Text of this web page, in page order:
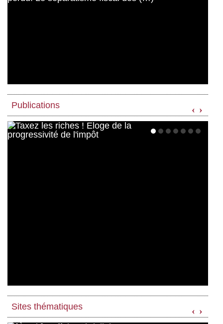
Publications ‹ ›
Sites thématiques ‹ ›